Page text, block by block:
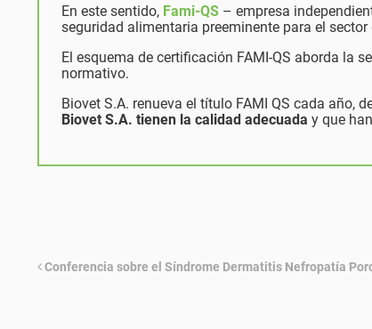
En este sentido, Fami-QS – empresa
seguridad alimentaria preeminente para el
El esquema de certificación FAMI-QS aborda la
normativo.
Biovet S.A. renueva el título FAMI QS cada año,
Biovet S.A. tienen la calidad adecuada y que
Conferencia sobre el Síndrome Dermatitis Nefropatía